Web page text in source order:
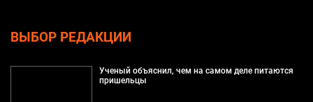
ВЫБОР РЕДАКЦИИ
Ученый объяснил, чем на самом деле питаются
пришельцы